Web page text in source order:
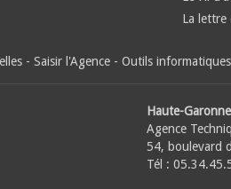
La lettre
- Saisir l'Agence - Outils informatiques
Haute-
Agence
54, boulevard
Tél :